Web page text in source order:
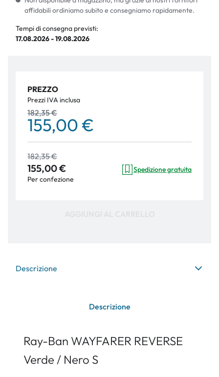
affidabili ordiniamo subito e consegniamo rapidamente.
Tempi di consegna previsti:
17.08.2026 - 19.08.2026
PREZZO
Prezzi IVA inclusa
182,35 €
155,00 €
182,35 €
155,00 €
Per confezione
Spedizione gratuita
Descrizione
Descrizione
Ray-Ban WAYFARER REVERSE
Verde / Nero S